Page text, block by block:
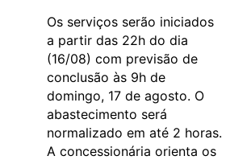
Os serviços serão iniciados
a partir das 22h do dia
(16/08) com previsão de
conclusão às 9h de
domingo, 17 de agosto. O
abastecimento será
normalizado em até 2 horas.
A concessionária orienta os